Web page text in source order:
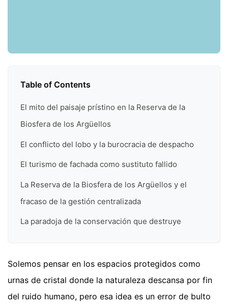
Table of Contents
El mito del paisaje prístino en la Reserva de la
Biosfera de los Argüellos
El conflicto del lobo y la burocracia de despacho
El turismo de fachada como sustituto fallido
La Reserva de la Biosfera de los Argüellos y el
fracaso de la gestión centralizada
La paradoja de la conservación que destruye
Solemos pensar en los espacios protegidos como
urnas de cristal donde la naturaleza descansa por fin
del ruido humano, pero esa idea es un error de bulto